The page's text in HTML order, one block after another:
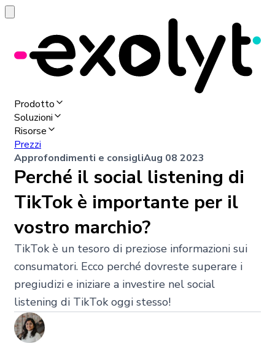
Prodotto
Soluzioni
Risorse
Prezzi
Approfondimenti e consigliAug 08 2023
Perché il social listening di
TikTok è importante per il
vostro marchio?
TikTok è un tesoro di preziose informazioni sui
consumatori. Ecco perché dovreste superare i
pregiudizi e iniziare a investire nel social
listening di TikTok oggi stesso!